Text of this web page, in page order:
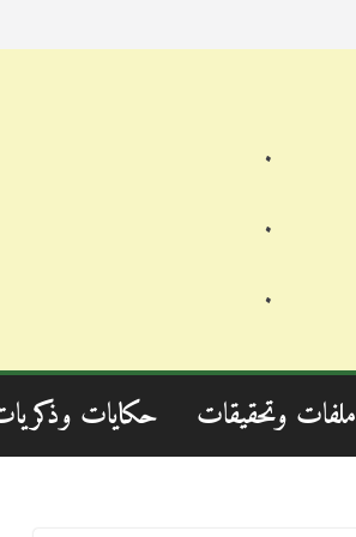
.
.
.
ملفات وتحقيقات حكايات